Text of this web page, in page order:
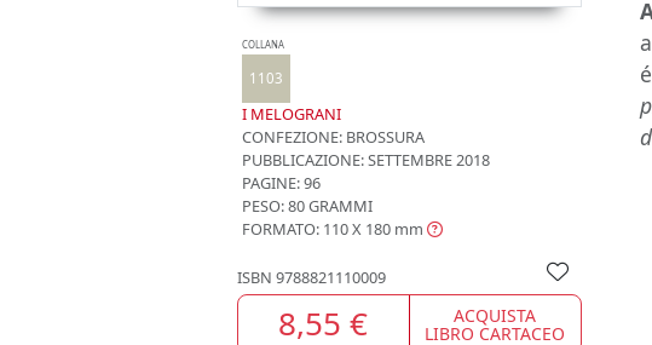
COLLANA
1103
I MELOGRANI
CONFEZIONE: BROSSURA
PUBBLICAZIONE:SETTEMBRE 2018
PAGINE: 96
PESO: 80 GRAMMI
FORMATO: 110 X 180 mm
ISBN 9788821110009
8,55 € ACQUISTA
LIBRO CARTACEO